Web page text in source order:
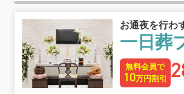
お通夜を行わ
一日葬
無料会員で
10万円割引